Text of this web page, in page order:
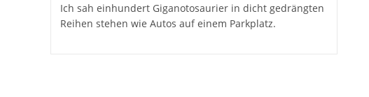
Ich sah einhundert Giganotosaurier in dicht gedrängten
Reihen stehen wie Autos auf einem Parkplatz.